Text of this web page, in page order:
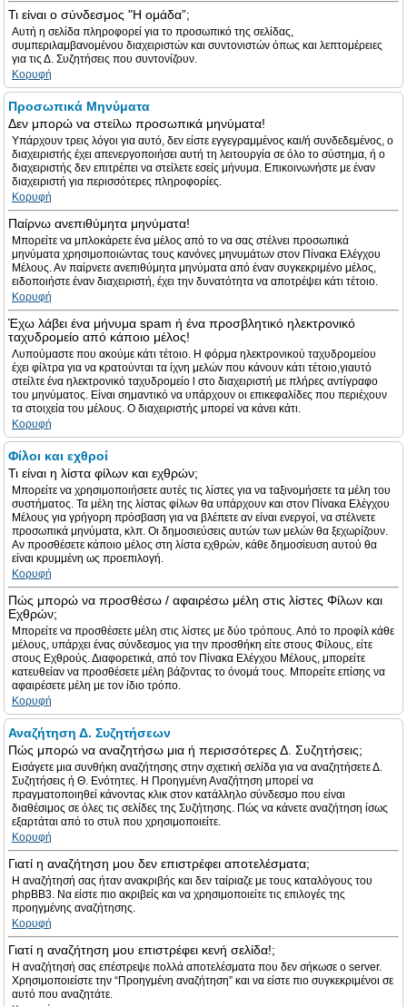
Τι είναι ο σύνδεσμος "Η ομάδα”;
Αυτή η σελίδα πληροφορεί για το προσωπικό της σελίδας,
συμπεριλαμβανομένου διαχειριστών και συντονιστών όπως και λεπτομέρειες
για τις Δ. Συζητήσεις που συντονίζουν.
Κορυφή
Προσωπικά Μηνύματα
Δεν μπορώ να στείλω προσωπικά μηνύματα!
Υπάρχουν τρεις λόγοι για αυτό, δεν είστε εγγεγραμμένος και/ή συνδεδεμένος, ο
διαχειριστής έχει απενεργοποιήσει αυτή τη λειτουργία σε όλο το σύστημα, ή ο
διαχειριστής δεν επιτρέπει να στείλετε εσείς μήνυμα. Επικοινωνήστε με έναν
διαχειριστή για περισσότερες πληροφορίες.
Κορυφή
Παίρνω ανεπιθύμητα μηνύματα!
Μπορείτε να μπλοκάρετε ένα μέλος από το να σας στέλνει προσωπικά
μηνύματα χρησιμοποιώντας τους κανόνες μηνυμάτων στον Πίνακα Ελέγχου
Μέλους. Αν παίρνετε ανεπιθύμητα μηνύματα από έναν συγκεκριμένο μέλος,
ειδοποιήστε έναν διαχειριστή, έχει την δυνατότητα να αποτρέψει κάτι τέτοιο.
Κορυφή
Έχω λάβει ένα μήνυμα spam ή ένα προσβλητικό ηλεκτρονικό
ταχυδρομείο από κάποιο μέλος!
Λυπούμαστε που ακούμε κάτι τέτοιο. Η φόρμα ηλεκτρονικού ταχυδρομείου
έχει φίλτρα για να κρατούνται τα ίχνη μελών που κάνουν κάτι τέτοιο,γιαυτό
στείλτε ένα ηλεκτρονικό ταχυδρομείο l στο διαχειριστή με πλήρες αντίγραφο
του μηνύματος. Είναι σημαντικό να υπάρχουν οι επικεφαλίδες που περιέχουν
τα στοιχεία του μέλους. Ο διαχειριστής μπορεί να κάνει κάτι.
Κορυφή
Φίλοι και εχθροί
Τι είναι η λίστα φίλων και εχθρών;
Μπορείτε να χρησιμοποιήσετε αυτές τις λίστες για να ταξινομήσετε τα μέλη του
συστήματος. Τα μέλη της λίστας φίλων θα υπάρχουν και στον Πίνακα Ελέγχου
Μέλους για γρήγορη πρόσβαση για να βλέπετε αν είναι ενεργοί, να στέλνετε
προσωπικά μηνύματα, κλπ. Οι δημοσιεύσεις αυτών των μελών θα ξεχωρίζουν.
Αν προσθέσετε κάποιο μέλος στη λίστα εχθρών, κάθε δημοσίευση αυτού θα
είναι κρυμμένη ως προεπιλογή.
Κορυφή
Πώς μπορώ να προσθέσω / αφαιρέσω μέλη στις λίστες Φίλων και
Εχθρών;
Μπορείτε να προσθέσετε μέλη στις λίστες με δύο τρόπους. Από το προφίλ κάθε
μέλους, υπάρχει ένας σύνδεσμος για την προσθήκη είτε στους Φίλους, είτε
στους Εχθρούς. Διαφορετικά, από τον Πίνακα Ελέγχου Μέλους, μπορείτε
κατευθείαν να προσθέσετε μέλη βάζοντας το όνομά τους. Μπορείτε επίσης να
αφαιρέσετε μέλη με τον ίδιο τρόπο.
Κορυφή
Αναζήτηση Δ. Συζητήσεων
Πώς μπορώ να αναζητήσω μια ή περισσότερες Δ. Συζητήσεις;
Εισάγετε μια συνθήκη αναζήτησης στην σχετική σελίδα για να αναζητήσετε Δ.
Συζητήσεις ή Θ. Ενότητες. Η Προηγμένη Αναζήτηση μπορεί να
πραγματοποιηθεί κάνοντας κλικ στον κατάλληλο σύνδεσμο που είναι
διαθέσιμος σε όλες τις σελίδες της Συζήτησης. Πώς να κάνετε αναζήτηση ίσως
εξαρτάται από το στυλ που χρησιμοποιείτε.
Κορυφή
Γιατί η αναζήτηση μου δεν επιστρέφει αποτελέσματα;
Η αναζήτησή σας ήταν ανακριβής και δεν ταίριαζε με τους καταλόγους του
phpBB3. Να είστε πιο ακριβείς και να χρησιμοποιείτε τις επιλογές της
προηγμένης αναζήτησης.
Κορυφή
Γιατί η αναζήτηση μου επιστρέφει κενή σελίδα!;
Η αναζήτησή σας επέστρεψε πολλά αποτελέσματα που δεν σήκωσε ο server.
Χρησιμοποιείστε την “Προηγμένη αναζήτηση” και να είστε πιο συγκεκριμένοι σε
αυτό που αναζητάτε.